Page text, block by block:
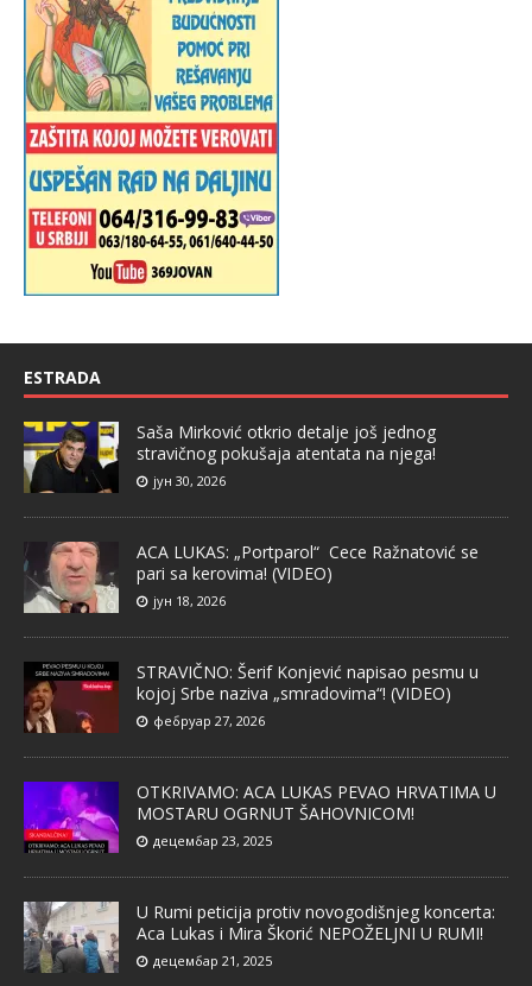
ESTRADA
Saša Mirković otkrio detalje još jednog
stravičnog pokušaja atentata na njega!
јун 30, 2026
ACA LUKAS: „Portparol“ Cece Ražnatović se
pari sa kerovima! (VIDEO)
јун 18, 2026
STRAVIČNO: Šerif Konjević napisao pesmu u
kojoj Srbe naziva „smradovima“! (VIDEO)
фебруар 27, 2026
OTKRIVAMO: ACA LUKAS PEVAO HRVATIMA U
MOSTARU OGRNUT ŠAHOVNICOM!
децембар 23, 2025
U Rumi peticija protiv novogodišnjeg koncerta:
Aca Lukas i Mira Škorić NEPOŽELJNI U RUMI!
децембар 21, 2025